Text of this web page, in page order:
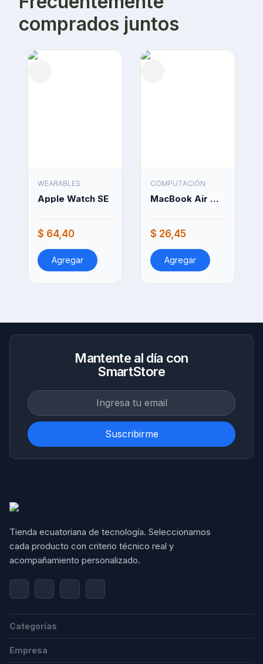
comprados juntos
WEARABLES
Apple Watch SE
$ 64,40
Agregar
COMPUTACIÓN
MacBook Air M3 13"
$ 26,45
Agregar
Mantente al día con
SmartStore
Suscribirme
Tienda ecuatoriana de tecnología. Seleccionamos
cada producto con criterio técnico real y
acompañamiento personalizado.
Categorías
Empresa